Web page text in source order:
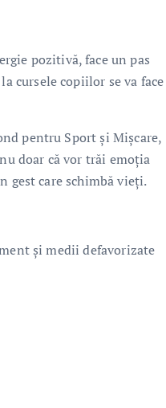
pozitivă, face un pas
cursele copiilor se va face
pentru Sport și Mișcare,
doar că vor trăi emoția
gest care schimbă vieți.
și medii defavorizate